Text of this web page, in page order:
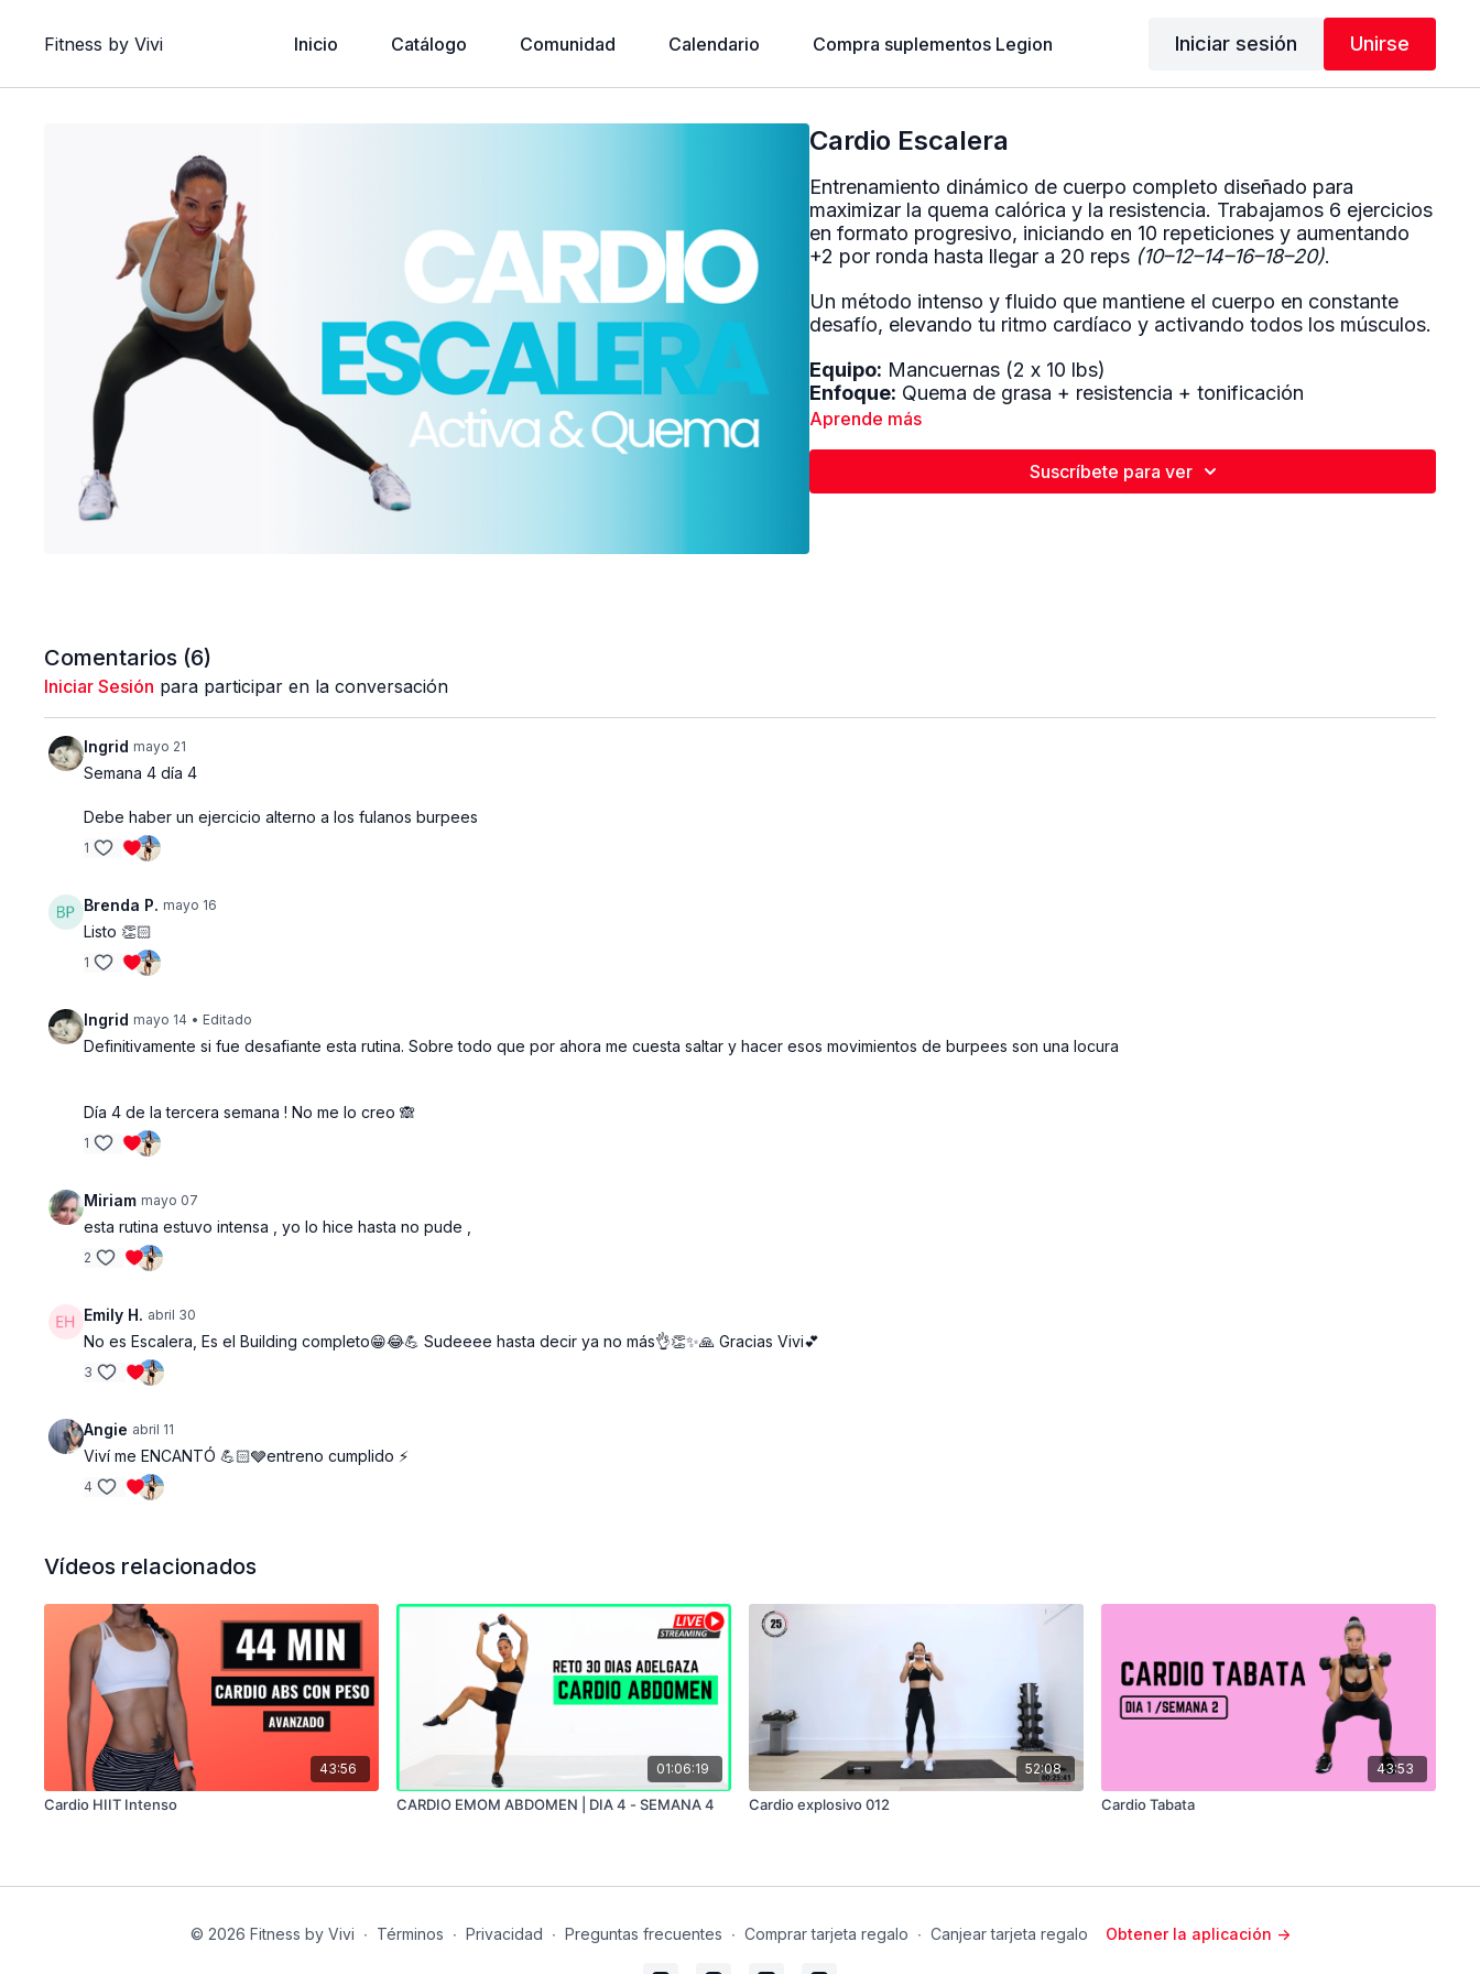
Fitness by Vivi Inicio Catálogo Comunidad Calendario Compra suplementos Legion Iniciar sesión Unirse
Cardio Escalera
Entrenamiento dinámico de cuerpo completo diseñado para
maximizar la quema calórica y la resistencia. Trabajamos 6 ejercicios
en formato progresivo, iniciando en 10 repeticiones y aumentando
+2 por ronda hasta llegar a 20 reps (10–12–14–16–18–20).
Un método intenso y fluido que mantiene el cuerpo en constante
desafío, elevando tu ritmo cardíaco y activando todos los músculos.
Equipo: Mancuernas (2 x 10 lbs)
Enfoque: Quema de grasa + resistencia + tonificación
Aprende más
Suscríbete para ver
Comentarios (6)
Iniciar Sesión para participar en la conversación
Ingrid mayo 21
Semana 4 día 4
Debe haber un ejercicio alterno a los fulanos burpees
1
Brenda P. mayo 16
Listo 👏🏻
1
Ingrid mayo 14 • Editado
Definitivamente si fue desafiante esta rutina. Sobre todo que por ahora me cuesta saltar y hacer esos movimientos de burpees son una locura
Día 4 de la tercera semana ! No me lo creo 🙈
1
Miriam mayo 07
esta rutina estuvo intensa , yo lo hice hasta no pude ,
2
Emily H. abril 30
No es Escalera, Es el Building completo😁😂💪 Sudeeee hasta decir ya no más👌👏✨🙏 Gracias Vivi💕
3
Angie abril 11
Viví me ENCANTÓ 💪🏻🩶entreno cumplido ⚡️
4
Vídeos relacionados
43:56
Cardio HIIT Intenso
01:06:19
CARDIO EMOM ABDOMEN | DIA 4 - SEMANA 4
52:08
Cardio explosivo 012
43:53
Cardio Tabata
© 2026 Fitness by Vivi ∙ Términos ∙ Privacidad ∙ Preguntas frecuentes ∙ Comprar tarjeta regalo ∙ Canjear tarjeta regalo Obtener la aplicación ->